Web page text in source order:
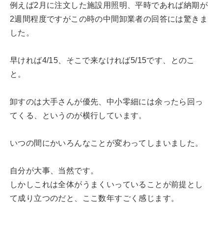
例えば2月に注文した施設用照明、平時であれば納期が
2週間程度ですがこの時の中間卸業者の回答には驚きま
した。
早ければ4/15、そこで来なければ5/15です、とのこ
と。
卸すのは大手さんが優先、中小零細には余ったら回っ
てくる、というのが横行しています。
いつの間にかいろんなことが変わってしまいました。
自分が大事、当然です。
しかしこれは全体がうまくいっていることが前提とし
て成り立つのだと、ここ数年すごく感じます。